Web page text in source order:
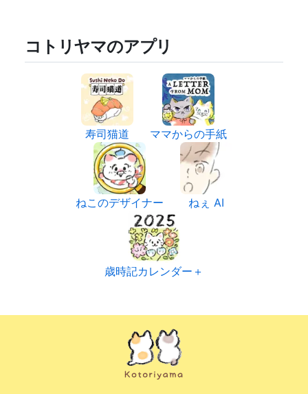
コトリヤマのアプリ
寿司猫道 ママからの手紙
ねこのデザイナー ねぇ AI
歳時記カレンダー＋